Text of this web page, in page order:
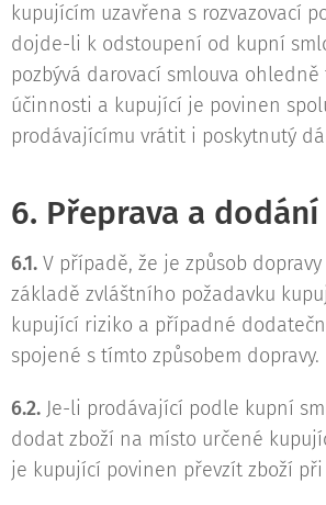
kupujícím uzavřena s rozvazovací
dojde-li k odstoupení od kupní
pozbývá darovací smlouva
účinnosti a kupující je povinen
prodávajícímu vrátit i poskytnutý
6. Přeprava a
6.1. V případě, že je způsob
základě zvláštního požadavku
kupující riziko a případné
spojené s tímto způsobem dopravy.
6.2. Je-li prodávající podle kupní
dodat zboží na místo určené
je kupující povinen převzít zboží